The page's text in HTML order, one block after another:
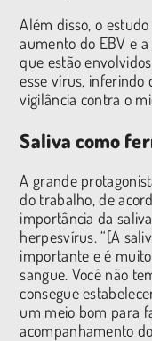
Além disso, o
aumento do EBV e
que estão
esse vírus, inferindo
vigilância contra o
Saliva como
A grande
do trabalho, de
importância da
herpesvírus. “[A
importante e é
sangue. Você não
consegue
um meio bom para
acompanhamento